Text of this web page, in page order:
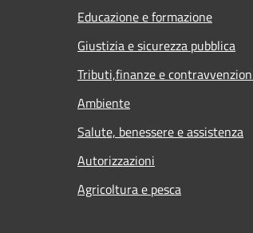
Educazione e formazione
Giustizia e sicurezza pubblica
Tributi,finanze e
Ambiente
Salute, benessere e assistenza
Autorizzazioni
Agricoltura e pesca